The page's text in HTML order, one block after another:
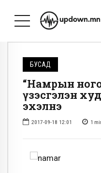
БУСАД
“Намрын
үзэсгэлэн
эхэлнэ
2017-09-18 12:01 1